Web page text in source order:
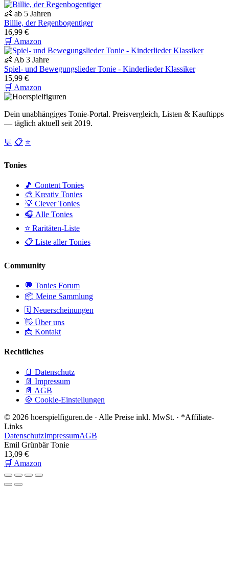
👶 ab 5 Jahren
Billie, der Regenbogentiger
16,99 €
🛒 Amazon
👶 Ab 3 Jahre
Spiel- und Bewegungslieder Tonie - Kinderlieder Klassiker
15,99 €
🛒 Amazon
Dein unabhängiges Tonie-Portal. Preisvergleich, Listen & Kauftipps
— täglich aktuell seit 2019.
💬 📋 ⭐
Tonies
🎵 Content Tonies
🎨 Kreativ Tonies
💡 Clever Tonies
🎧 Alle Tonies
⭐ Raritäten-Liste
📋 Liste aller Tonies
Community
💬 Tonies Forum
📦 Meine Sammlung
🗓️ Neuerscheinungen
👋 Über uns
📩 Kontakt
Rechtliches
📄 Datenschutz
📄 Impressum
📄 AGB
🍪 Cookie-Einstellungen
© 2026 hoerspielfiguren.de · Alle Preise inkl. MwSt. · *Affiliate-
Links
DatenschutzImpressumAGB
Emil Grünbär Tonie
13,09 €
🛒 Amazon